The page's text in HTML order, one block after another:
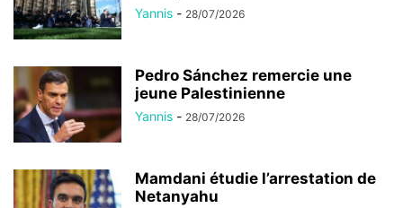
Yannis - 28/07/2026
Pedro Sánchez remercie une
jeune Palestinienne
Yannis - 28/07/2026
Mamdani étudie l’arrestation de
Netanyahu